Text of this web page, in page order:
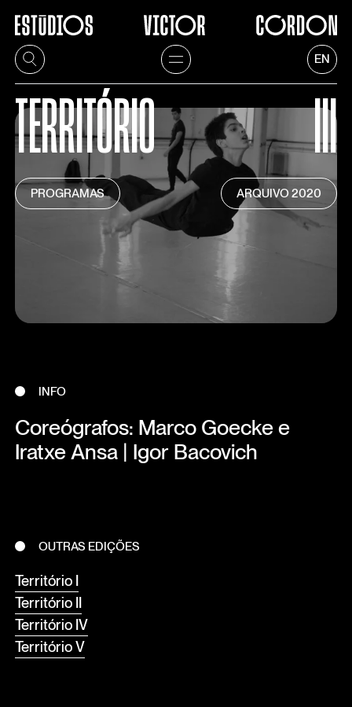
EN
TERRITÓRIO III
PROGRAMAS ARQUIVO2020
INFO
Coreógrafos: Marco Goecke e
Iratxe Ansa | Igor Bacovich
OUTRAS EDIÇÕES
Território I
Território II
Território IV
Território V